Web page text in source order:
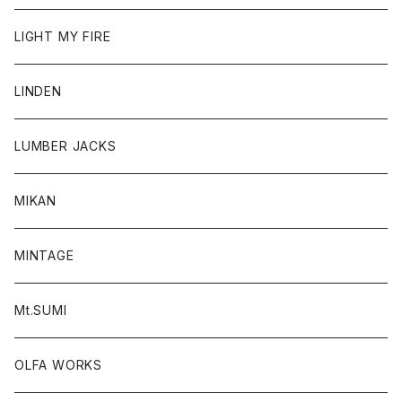
LIGHT MY FIRE
LINDEN
LUMBER JACKS
MIKAN
MINTAGE
Mt.SUMI
OLFA WORKS